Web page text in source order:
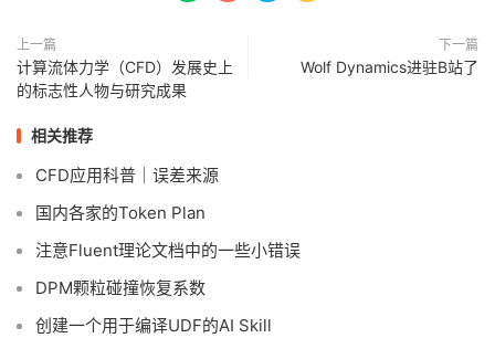
上一篇
计算流体力学（CFD）发展史上
的标志性人物与研究成果
下一篇
Wolf Dynamics进驻B站了
相关推荐
CFD应用科普｜误差来源
国内各家的Token Plan
注意Fluent理论文档中的一些小错误
DPM颗粒碰撞恢复系数
创建一个用于编译UDF的AI Skill